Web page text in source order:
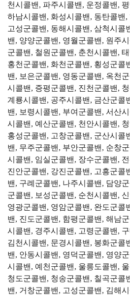
천시콜밴, 파주시콜밴, 운정콜밴,
하남시콜밴, 화성시콜밴, 동탄콜밴
고성군콜밴, 동해시콜밴, 삼척시콜
밴, 양양군콜밴, 영월군콜밴, 원주
군콜밴, 철원군콜밴, 춘천시콜밴,
홍천군콜밴, 화천군콜밴, 횡성군콜
밴, 보은군콜밴, 영동군콜밴, 옥천
시콜밴, 증평군콜밴, 진천군콜밴,
계룡시콜밴, 공주시콜밴, 금산군콜
밴, 보령시콜밴, 부여군콜밴, 서산
시콜밴, 예산군콜밴, 천안시콜밴,
홍성군콜밴, 고창군콜밴, 군산시콜
밴, 무주군콜밴, 부안군콜밴, 순창
시콜밴, 임실군콜밴, 장수군콜밴,
진안군콜밴, 강진군콜밴, 고흥군콜
밴, 구례군콜밴, 나주시콜밴, 담양
군콜밴, 보성군콜밴, 순천시콜밴,
영광군콜밴, 영암군콜밴, 완도군콜
밴, 진도군콜밴, 함평군콜밴, 해남
시콜밴, 경주시콜밴, 고령군콜밴,
김천시콜밴, 문경시콜밴, 봉화군콜
밴, 안동시콜밴, 영덕군콜밴, 영양
시콜밴, 예천군콜밴, 울릉도콜밴,
청도군콜밴, 청송군콜밴, 칠곡군콜
밴, 거창군콜밴, 고성군콜밴, 김해